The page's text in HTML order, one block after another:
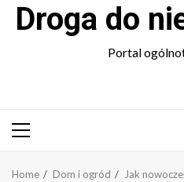
Droga do
Portal
Primary
Home Dom i ogród Jak